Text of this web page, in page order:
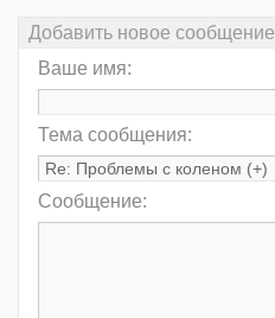
Добавить новое сообщение
Ваше имя:
Тема сообщения:
Сообщение: